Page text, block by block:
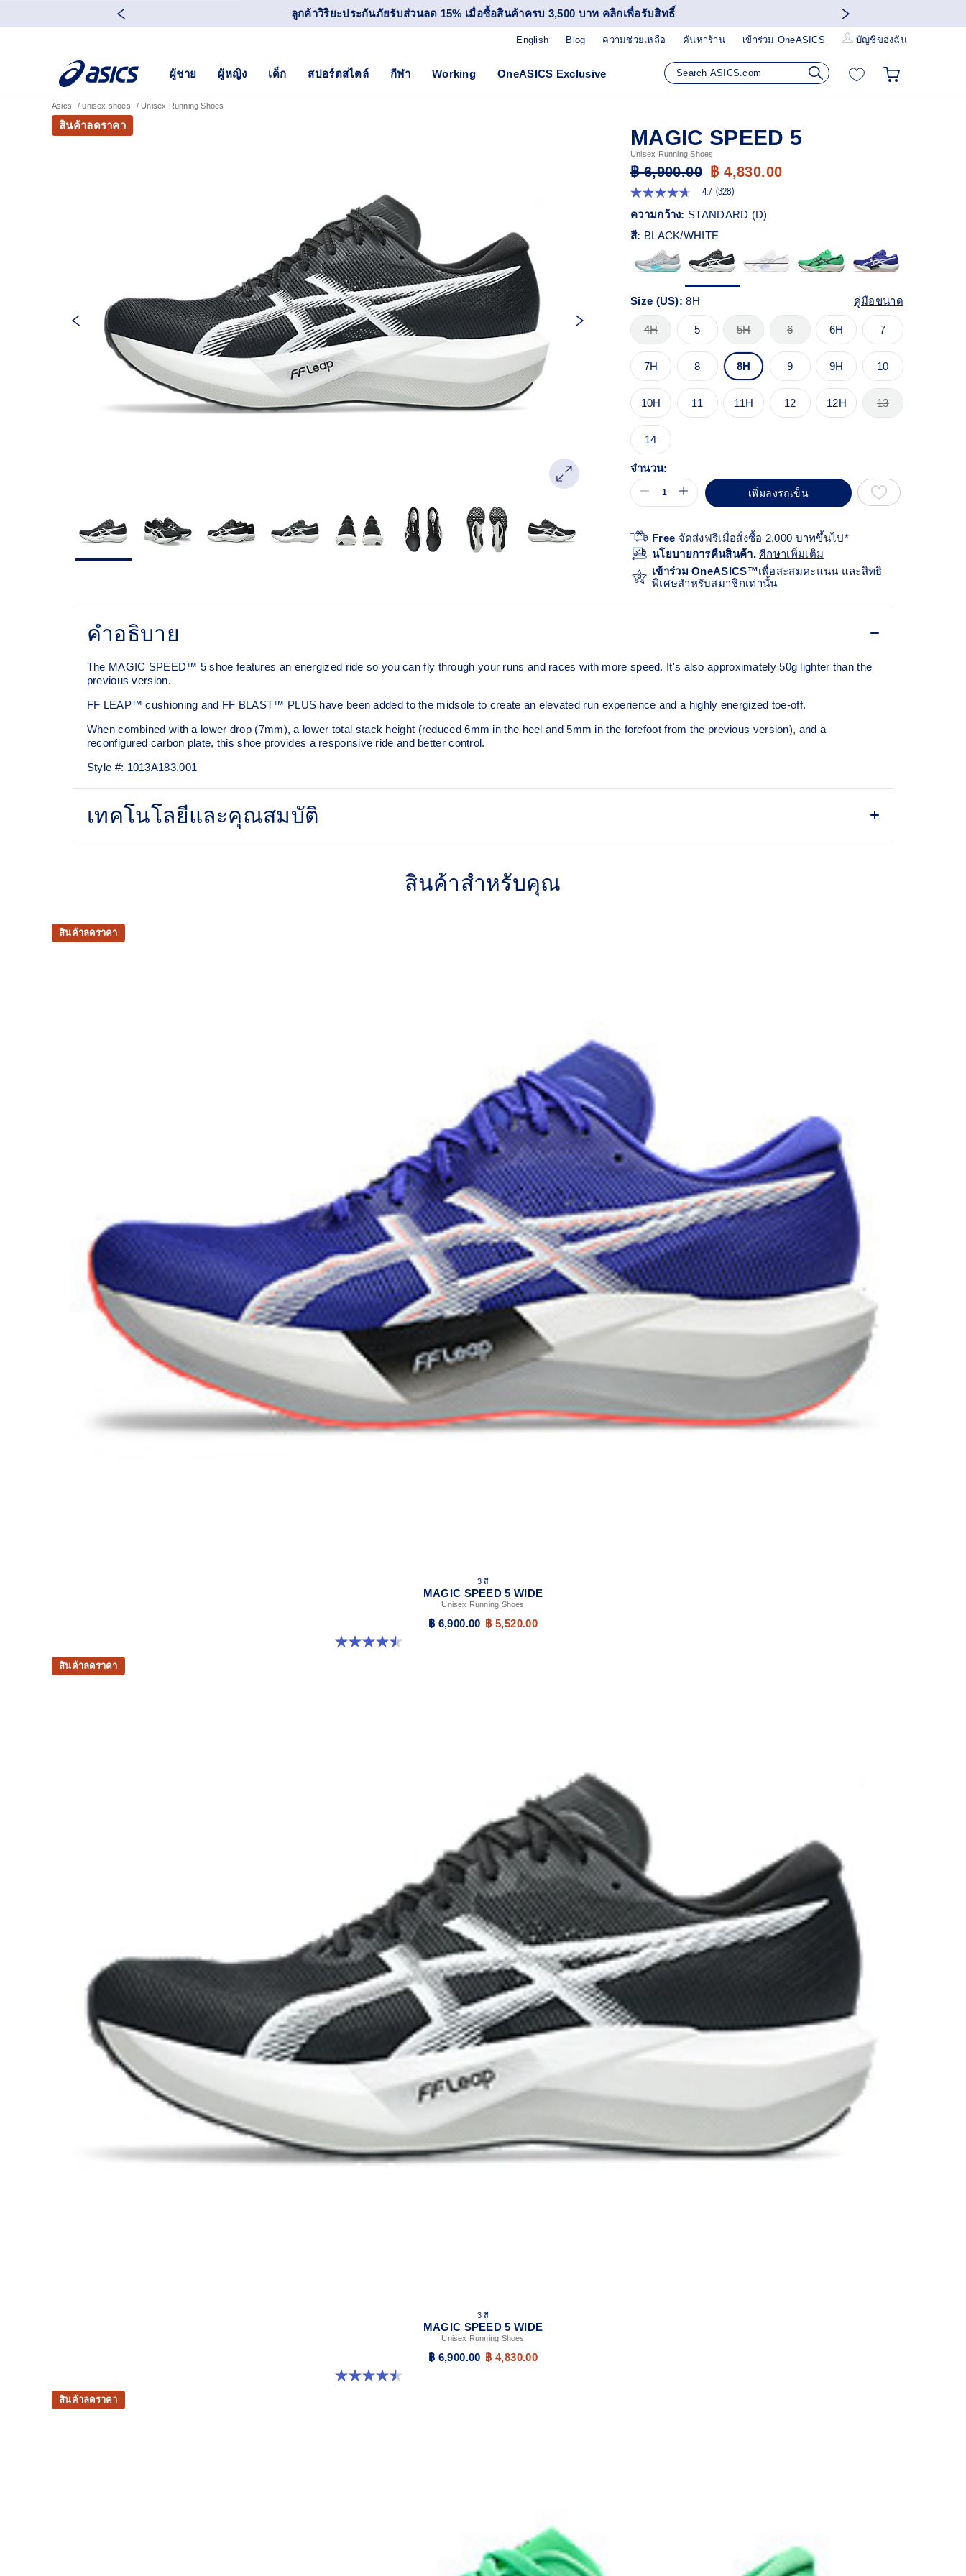
ลูกค้าวิริยะประกันภัยรับส่วนลด 15% เมื่อซื้อสินค้าครบ 3,500 บาท คลิกเพื่อรับสิทธิ์
Blog ความช่วยเหลือ ค้นหาร้าน เข้าร่วม OneASICS บัญชีของฉัน
English
ผู้ชาย ผู้หญิง เด็ก สปอร์ตสไตล์ กีฬา Working OneASICS Exclusive
Asics unisex shoes Unisex Running Shoes
สินค้าลดราคา
MAGIC SPEED 5
Unisex Running Shoes
฿ 6,900.00 ฿ 4,830.00
4.7
จาก
5
ดาว
ค่า
คะแนน
เฉลี่ย
Reviews.
ลิงก์
หน้า
เดียวกัน
4.7 (328)
ความกว้าง: STANDARD (D)
สี: BLACK/WHITE
Size (US):8H คู่มือขนาด
4H 5 5H 6 6H 7
7H 8 8H 9 9H 10
10H 11 11H 12 12H 13
14
จำนวน:
เพิ่มลงรถเข็น
Free จัดส่งฟรีเมื่อสั่งซื้อ 2,000 บาทขึ้นไป*
นโยบายการคืนสินค้า.ศีกษาเพิ่มเติม
เข้าร่วม OneASICS™เพื่อสะสมคะแนน และสิทธิ
พิเศษสำหรับสมาชิกเท่านั้น
คำอธิบาย
The MAGIC SPEED™ 5 shoe features an energized ride so you can fly through your runs and races with more speed. It's also approximately 50g lighter than the
previous version.
FF LEAP™ cushioning and FF BLAST™ PLUS have been added to the midsole to create an elevated run experience and a highly energized toe-off.
When combined with a lower drop (7mm), a lower total stack height (reduced 6mm in the heel and 5mm in the forefoot from the previous version), and a
reconfigured carbon plate, this shoe provides a responsive ride and better control.
Style #: 1013A183.001
เทคโนโลยีและคุณสมบัติ
your foot forward helping you conserve energy.
Our lightest and bounciest material that’s 33% lighter and 13% more
responsive than FF BLAST™ technology.
สินค้าสำหรับคุณ
สินค้าลดราคา
3 สี
MAGIC SPEED 5 WIDE
Unisex Running Shoes
฿ 6,900.00 ฿ 5,520.00
4.5 จาก 5 ดาว 42 รีวิว
สินค้าลดราคา
3 สี
MAGIC SPEED 5 WIDE
Unisex Running Shoes
฿ 6,900.00 ฿ 4,830.00
4.5 จาก 5 ดาว 42 รีวิว
สินค้าลดราคา